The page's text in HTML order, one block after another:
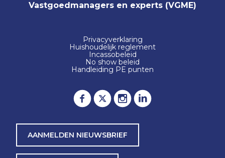
Vastgoedmanagers en experts (VGME)
Privacyverklaring
Huishoudelijk reglement
Incassobeleid
No show beleid
Handleiding PE punten
AANMELDEN NIEUWSBRIEF